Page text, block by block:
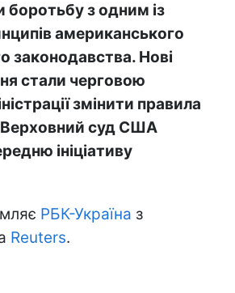
з одним із
американського
законодавства. Нові
стали черговою
змінити правила
Верховний суд США
ініціативу
РБК-Україна з
Reuters.